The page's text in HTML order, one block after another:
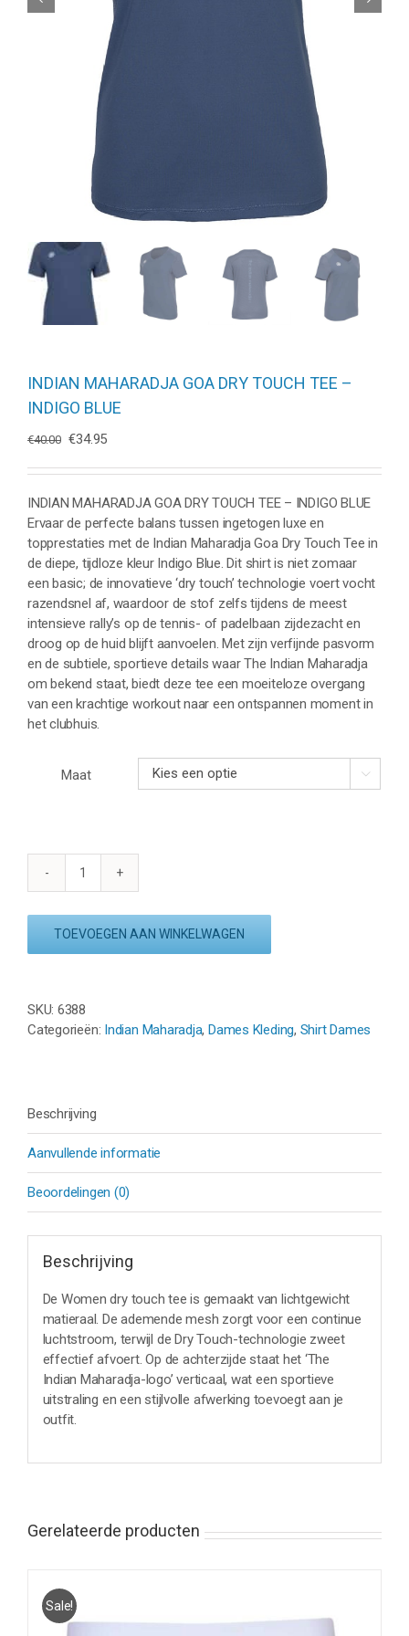
INDIAN MAHARADJA GOA DRY TOUCH TEE –
INDIGO BLUE
€40.00 Oorspronkelijke
was:
€40.00.
€34.95Huidige
is:
€34.95.
INDIAN MAHARADJA GOA DRY TOUCH TEE – INDIGO BLUE
Ervaar de perfecte balans tussen ingetogen luxe en
topprestaties met de Indian Maharadja Goa Dry Touch Tee in
de diepe, tijdloze kleur Indigo Blue. Dit shirt is niet zomaar
een basic; de innovatieve ‘dry touch’ technologie voert vocht
razendsnel af, waardoor de stof zelfs tijdens de meest
intensieve rally’s op de tennis- of padelbaan zijdezacht en
droog op de huid blijft aanvoelen. Met zijn verfijnde pasvorm
en de subtiele, sportieve details waar The Indian Maharadja
om bekend staat, biedt deze tee een moeiteloze overgang
van een krachtige workout naar een ontspannen moment in
het clubhuis.
Maat 
INDIAN
DRY
–
INDIGO
TOEVOEGEN AAN WINKELWAGEN
SKU: 6388
Categorieën: Indian Maharadja,Dames Kleding, Shirt Dames
Beschrijving
Aanvullende informatie
Beoordelingen (0)
Beschrijving
De Women dry touch tee is gemaakt van lichtgewicht
matieraal. De ademende mesh zorgt voor een continue
luchtstroom, terwijl de Dry Touch-technologie zweet
effectief afvoert. Op de achterzijde staat het ‘The
Indian Maharadja-logo’ verticaal, wat een sportieve
uitstraling en een stijlvolle afwerking toevoegt aan je
outfit.
Gerelateerde producten
Sale!